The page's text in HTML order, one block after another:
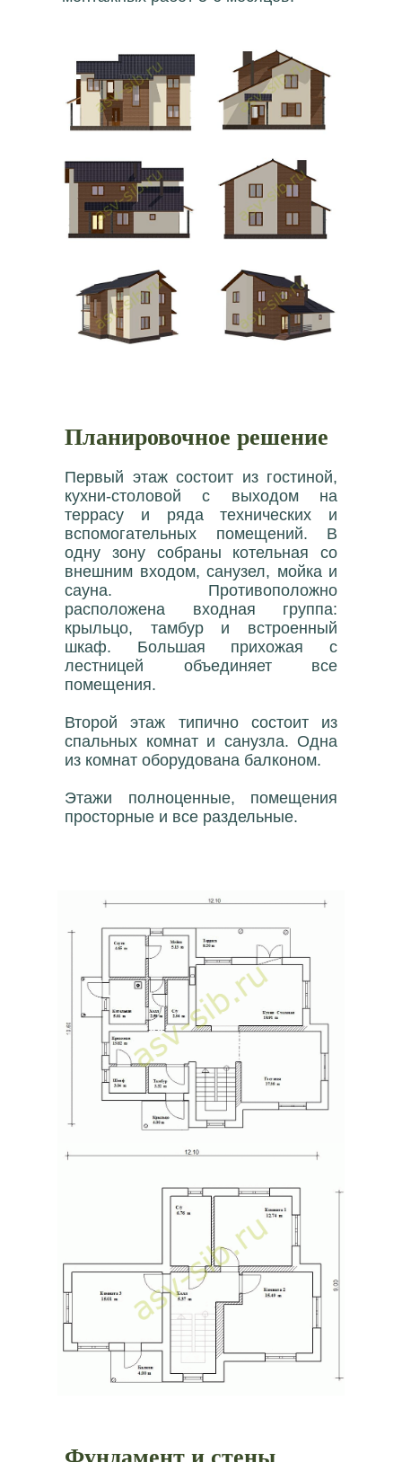
Планировочное решение
Первый этаж состоит из гостиной,
кухни-столовой с выходом на
террасу и ряда технических и
вспомогательных помещений. В
одну зону собраны котельная со
внешним входом, санузел, мойка и
сауна. Противоположно
расположена входная группа:
крыльцо, тамбур и встроенный
шкаф. Большая прихожая с
лестницей объединяет все
помещения.
Второй этаж типично состоит из
спальных комнат и санузла. Одна
из комнат оборудована балконом.
Этажи полноценные, помещения
просторные и все раздельные.